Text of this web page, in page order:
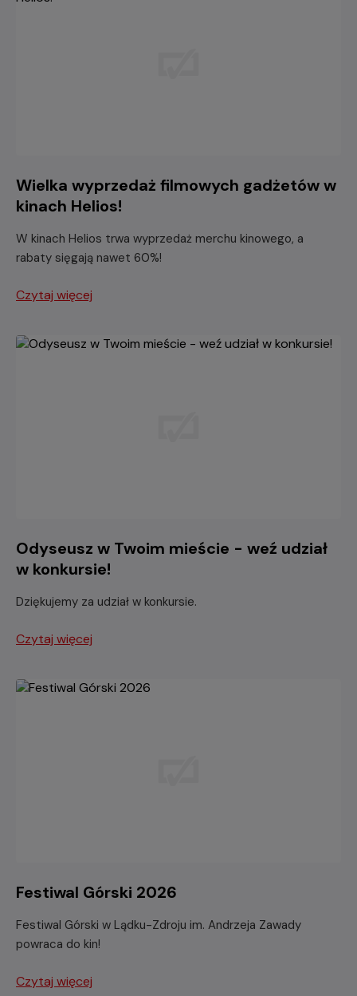
Wielka wyprzedaż filmowych gadżetów w
kinach Helios!
W kinach Helios trwa wyprzedaż merchu kinowego, a
rabaty sięgają nawet 60%!
Czytaj więcej
Odyseusz w Twoim mieście - weź udział
w konkursie!
Dziękujemy za udział w konkursie.
Czytaj więcej
Festiwal Górski 2026
Festiwal Górski w Lądku-Zdroju im. Andrzeja Zawady
powraca do kin!
Czytaj więcej